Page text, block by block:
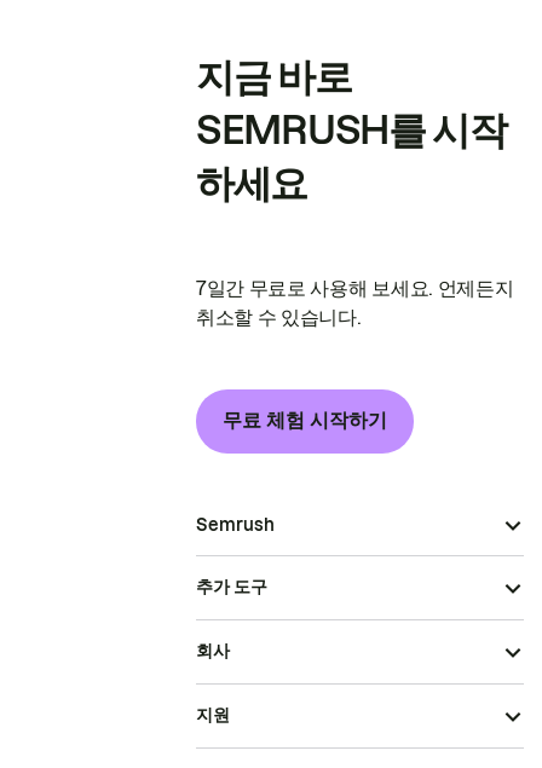
지금 바로
SEMRUSH를 시작
하세요
7일간 무료로 사용해 보세요. 언제든지
취소할 수 있습니다.
무료 체험 시작하기
Semrush
추가 도구
회사
지원